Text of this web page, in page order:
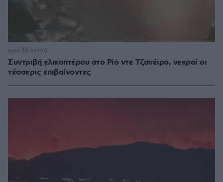
Συντριβή ελικοπτέρου στο Ρίο ντε Τζανέιρο, νεκροί οι
τέσσερις επιβαίνοντες
πριν 10 λεπτά